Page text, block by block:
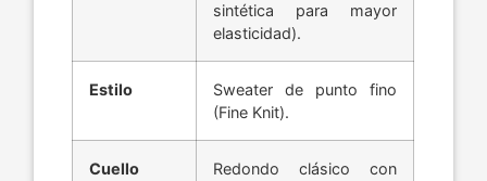
sintética para mayor
elasticidad).
Estilo
Sweater de punto fino
(Fine Knit).
Cuello
Redondo clásico con